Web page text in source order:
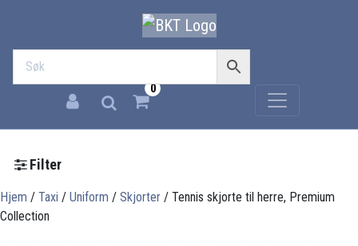
0
Filter
Hjem / Taxi / Uniform / Skjorter / Tennis skjorte til herre, Premium
Collection